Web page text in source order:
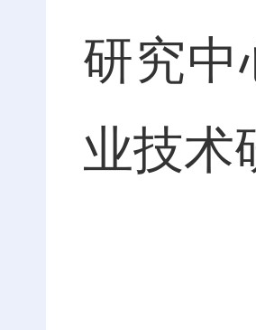
研究中
业技术